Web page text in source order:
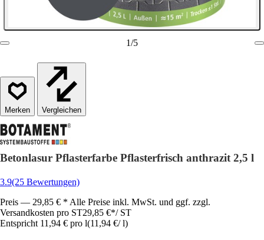
1/5
Vergleichen
Betonlasur Pflasterfarbe Pflasterfrisch anthrazit 2,5 l
3.9(25 Bewertungen)
Preis — 29,85 € * Alle Preise inkl. MwSt. und ggf. zzgl.
Versandkosten pro ST29,85 €*/ ST
Entspricht 11,94 € pro l(11,94 €/ l)